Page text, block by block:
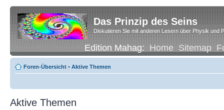
Das Prinzip des Seins
Diskutieren Sie mit anderen Lesern über Physik und
Edition Mahag:Home Sitemap
Foren-Übersicht • Aktive Themen
Aktive Themen